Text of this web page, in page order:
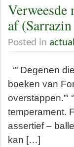
Verweesde
af
Posted in
‘” Degenen
boeken van
temperament.
assertief –
kan […]